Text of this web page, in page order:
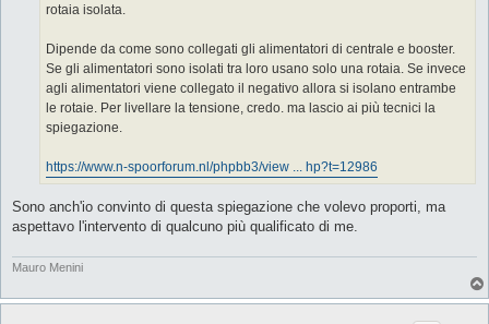
irotaia isolata.
Dipende da come sono collegati gli alimentatori di centrale e booster.
Se gli alimentatori sono isolati tra loro usano solo una rotaia. Se invece
agli alimentatori viene collegato il negativo allora si isolano entrambe
le rotaie. Per livellare la tensione, credo. ma lascio ai più tecnici la
spiegazione.
https://www.n-spoorforum.nl/phpbb3/view ... hp?t=12986
Sono anch'io convinto di questa spiegazione che volevo proporti, ma
aspettavo l'intervento di qualcuno più qualificato di me.
Mauro Menini